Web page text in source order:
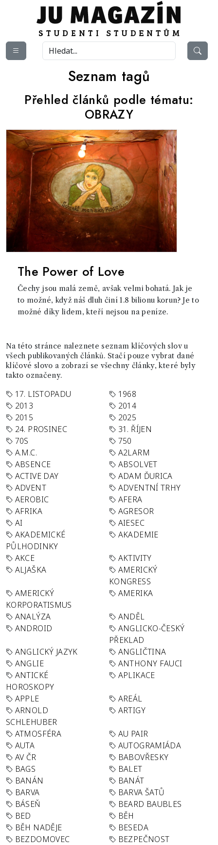
Seznam tagů
Přehled článků podle tématu:
OBRAZY
The Power of Love
Čechy jsou malá země, avšak velmi bohatá. Jak je
to možné, když náš dluh činí 1.8 bilionu korun? Je to
možné díky lidem, kteří nejsou na peníze.
Na této stránce naleznete seznam klíčových slov u
všech publikovaných článků. Stačí pouze vybrat dané
klíčové slovo a zobrazí se všechny články, které byly
takto označeny.
17. LISTOPADU
1968
2013
2014
2015
2025
24. PROSINEC
31. ŘÍJEN
70S
750
A.M.C.
A2LARM
ABSENCE
ABSOLVET
ACTIVE DAY
ADAM ĎURICA
ADVENT
ADVENTNÍ TRHY
AEROBIC
AFERA
AFRIKA
AGRESOR
AI
AIESEC
AKADEMICKÉ
PŮLHODINKY
AKADEMIE
AKCE
AKTIVITY
ALJAŠKA
AMERICKÝ
KONGRESS
AMERICKÝ
KORPORATISMUS
AMERIKA
ANALÝZA
ANDĚL
ANDROID
ANGLICKO-ČESKÝ
PŘEKLAD
ANGLICKÝ JAZYK
ANGLIČTINA
ANGLIE
ANTHONY FAUCI
ANTICKÉ
HOROSKOPY
APLIKACE
APPLE
AREÁL
ARNOLD
SCHLEHUBER
ARTIGY
ATMOSFÉRA
AU PAIR
AUTA
AUTOGRAMIÁDA
AV ČR
BABOVŘESKY
BAGS
BALET
BANÁN
BANÁT
BARVA
BARVA ŠATŮ
BÁSEŇ
BEARD BAUBLES
BED
BĚH
BĚH NADĚJE
BESEDA
BEZDOMOVEC
BEZPEČNOST